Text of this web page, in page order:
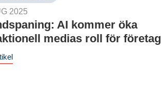
2025
AI kommer öka
medias roll för företag